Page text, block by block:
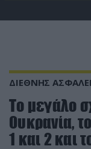
ΔΙΕΘΝΗΣ
Το μεγάλο
Ουκρανία,
1 και 2 και